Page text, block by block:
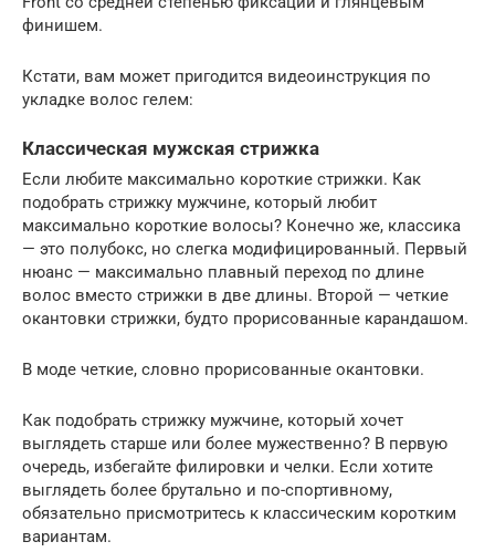
финишем.
Кстати, вам может пригодится видеоинструкция по
укладке волос гелем:
Классическая мужская стрижка
Если любите максимально короткие стрижки. Как
подобрать стрижку мужчине, который любит
максимально короткие волосы? Конечно же, классика
— это полубокс, но слегка модифицированный. Первый
нюанс — максимально плавный переход по длине
волос вместо стрижки в две длины. Второй — четкие
окантовки стрижки, будто прорисованные карандашом.
В моде четкие, словно прорисованные окантовки.
Как подобрать стрижку мужчине, который хочет
выглядеть старше или более мужественно? В первую
очередь, избегайте филировки и челки. Если хотите
выглядеть более брутально и по-спортивному,
обязательно присмотритесь к классическим коротким
вариантам.